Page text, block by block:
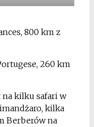
800 km z
260 km
na kilku safari w
kilka
Berberów na